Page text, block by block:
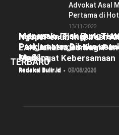
Advokat Asal
Pertama di
13/11/2022
TERBARU
Menapak Jejak Bung
Proklamator Dibuka
ke-81
Redaksi Bulir.id - 07/08/2026
Indonesia-Tiongkok
Pengembangan
Madura
Redaksi Bulir.id - 06/08/2026
Ngopi Penuh Inspirasi:
LAN Jakarta Berbagi
Semangat Kebersamaan
Redaksi Bulir.id - 05/08/2026